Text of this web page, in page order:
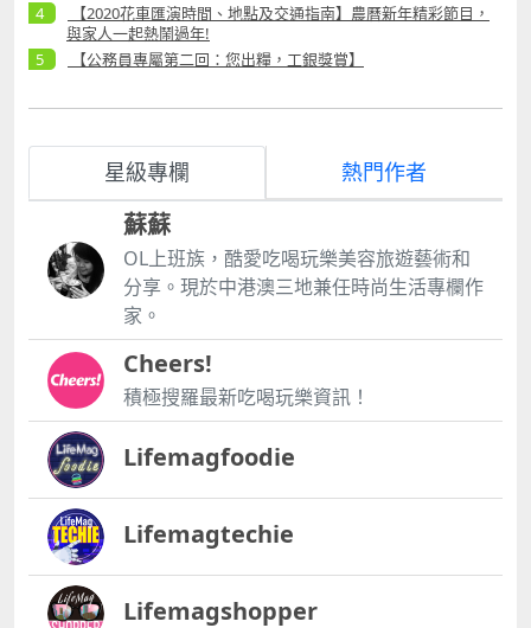
【2020花車匯演時間、地點及交通指南】農曆新年精彩節目，
與家人一起熱鬧過年!
【公務員專屬第二回：您出糧，工銀獎賞】
星級專欄 熱門作者
蘇蘇
OL上班族，酷愛吃喝玩樂美容旅遊藝術和
分享。現於中港澳三地兼任時尚生活專欄作
家。
Cheers!
積極搜羅最新吃喝玩樂資訊！
Lifemagfoodie
Lifemagtechie
Lifemagshopper